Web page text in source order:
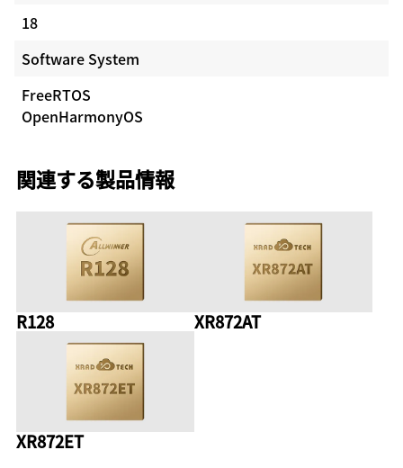
18
Software System
FreeRTOS
OpenHarmonyOS
関連する製品情報
R128 XR872AT
XR872ET